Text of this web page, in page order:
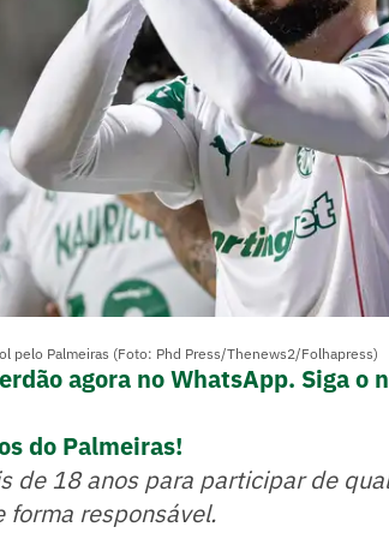
pelo Palmeiras (Foto: Phd Press/Thenews2/Folhapress)
agora no WhatsApp. Siga o
do Palmeiras!
de 18 anos para participar de
forma responsável.